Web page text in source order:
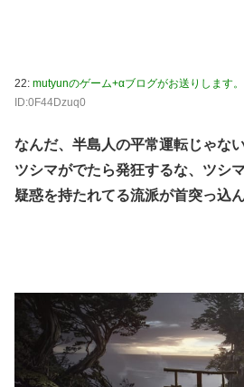
22: mutyunのゲーム+αブログがお送りします。
ID:0F44Dzuq0
なんだ、半島人の平常運転じゃな
ツシマがでたら発狂するな、ツシ
疑惑を持たれてる流派が首突っ込